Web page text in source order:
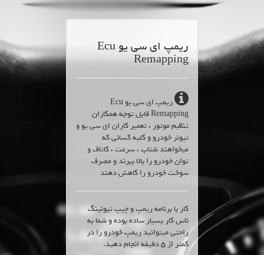
ریمپ ای سی یو Ecu
Remapping
ریمپ ای سی یو Ecu
Remapping قابل توجه همکاران
تنظیم موتور ، تعمیر کاران ای سی یو و
تیونر خودرو و کلیه کسانی که
میخواهند شتاب ، سرعت ، کاتاف و
توان خودرو را بالا ببرند و مصرف
سوخت خودرو را کاهش دهند
کار با برنامه ریمپ و چیپ تیونینگ
ناس کار بسیار ساده بوده و شما به
راحتی میتوانید ریمپ خودرو را در
کمتر از 5 دقیقه انجام دهید.